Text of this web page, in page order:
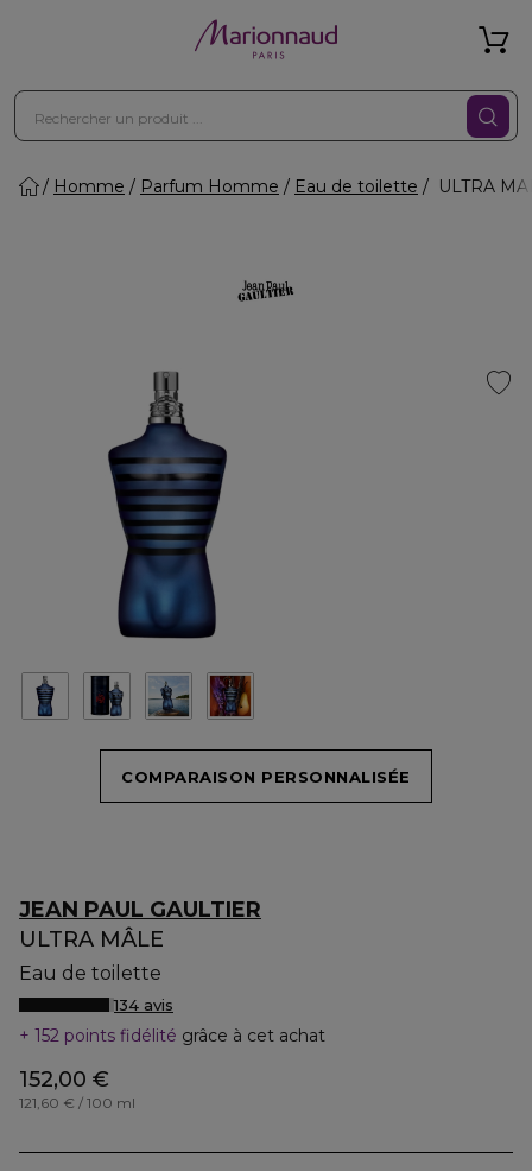
Homme Parfum Homme Eau de toilette ULTRA
COMPARAISON PERSONNALISÉE
JEAN PAUL GAULTIER
ULTRA MÂLE
Eau de toilette
134 avis
152 points fidélité grâce à cet achat
152,00 €
121,60 € / 100 ml